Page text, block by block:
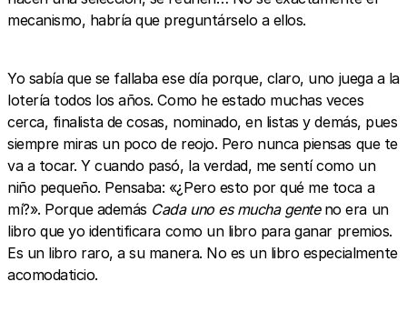
mecanismo, habría que preguntárselo a ellos.
Yo sabía que se fallaba ese día porque, claro, uno juega a la
lotería todos los años. Como he estado muchas veces
cerca, finalista de cosas, nominado, en listas y demás, pues
siempre miras un poco de reojo. Pero nunca piensas que te
va a tocar. Y cuando pasó, la verdad, me sentí como un
niño pequeño. Pensaba: «¿Pero esto por qué me toca a
mí?». Porque además Cada uno es mucha genteno era un
libro que yo identificara como un libro para ganar premios.
Es un libro raro, a su manera. No es un libro especialmente
acomodaticio.